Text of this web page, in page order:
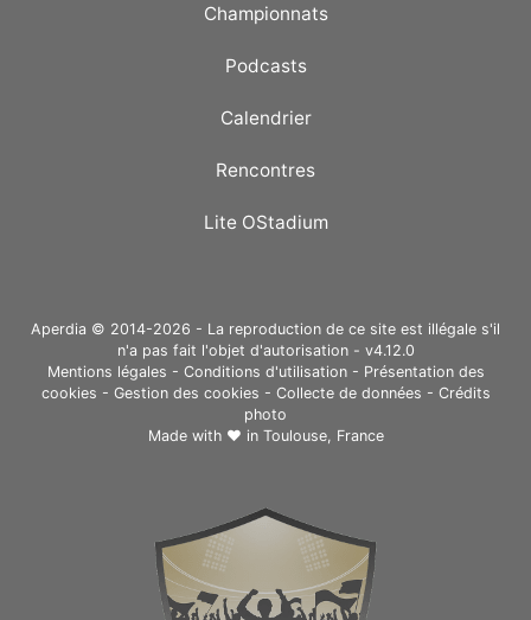
Championnats
Podcasts
Calendrier
Rencontres
Lite OStadium
Aperdia © 2014-2026 - La reproduction de ce site est illégale s'il
n'a pas fait l'objet d'autorisation - v4.12.0
Mentions légales - Conditions d'utilisation- Présentation des
cookies - Gestion des cookies - Collecte de données - Crédits
photo
Made with ❤ in Toulouse, France